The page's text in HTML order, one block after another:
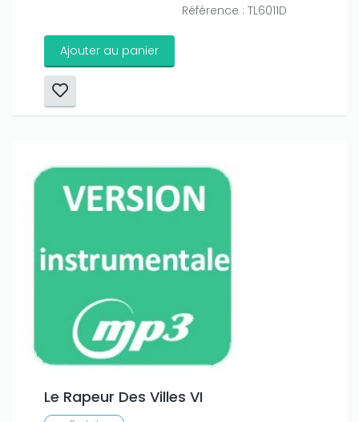
Référence : TL6011D
Ajouter au panier
Le Rapeur Des Villes VI